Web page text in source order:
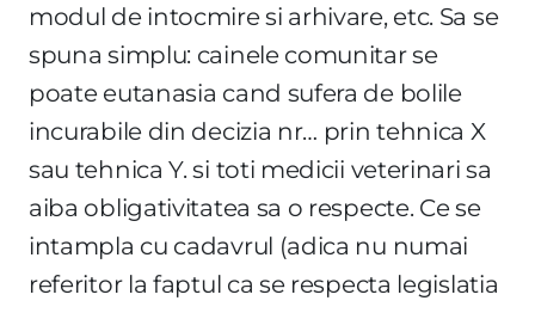
modul de intocmire si arhivare, etc. Sa se
spuna simplu: cainele comunitar se
poate eutanasia cand sufera de bolile
incurabile din decizia nr… prin tehnica X
sau tehnica Y. si toti medicii veterinari sa
aiba obligativitatea sa o respecte. Ce se
intampla cu cadavrul (adica nu numai
referitor la faptul ca se respecta legislatia